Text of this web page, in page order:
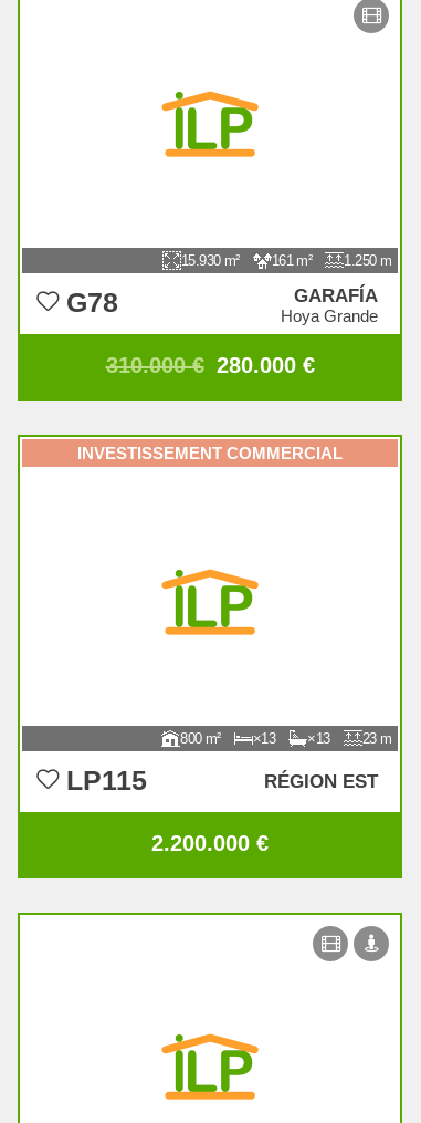
15.930 161 1.250
G78 GARAFÍA
Hoya Grande
310.000 € 280.000 €
800 13 13 23
LP115 RÉGION EST
2.200.000 €
INVESTISSEMENT COMMERCIAL